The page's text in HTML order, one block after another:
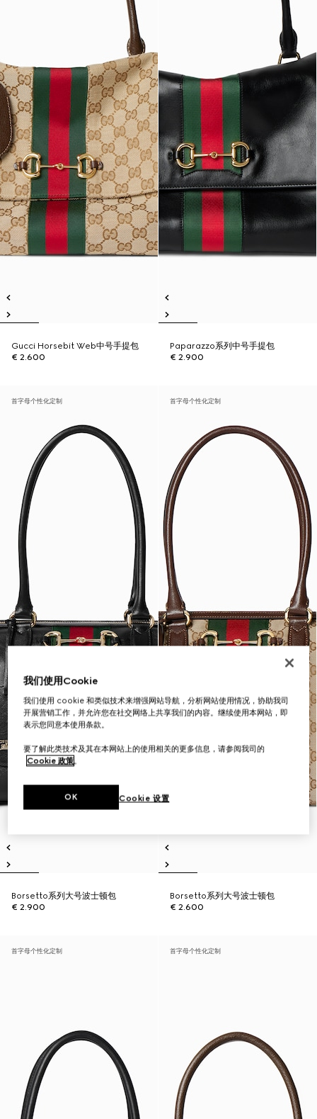
Gucci Horsebit Web中号手提包
€ 2.600
Paparazzo系列中号手提包
€ 2.900
首字母个性化定制
Borsetto系列大号波士顿包
€ 2.900
首字母个性化定制
Borsetto系列大号波士顿包
€ 2.600
首字母个性化定制 首字母个性化定制
我们使用Cookie
我们使用 cookie 和类似技术来增强网站导航，分析网站使用情况，协助我司
开展营销工作，并允许您在社交网络上共享我们的内容。继续使用本网站，即
表示您同意本使用条款。
要了解此类技术及其在本网站上的使用相关的更多信息，请参阅我司的
Cookie 政策。
Cookie 设置
OK